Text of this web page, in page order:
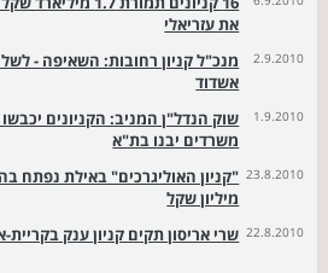
את עזריאלי
2.9.2010
מנכ"ל קניון רחובות: השאיפה -
אשדוד
1.9.2010
שוק הנדל"ן המניב: הקניונים
משרדים יבנו בת"א
23.8.2010
מיליון שקל
22.8.2010 שרי אריסון תקים קניון ענק